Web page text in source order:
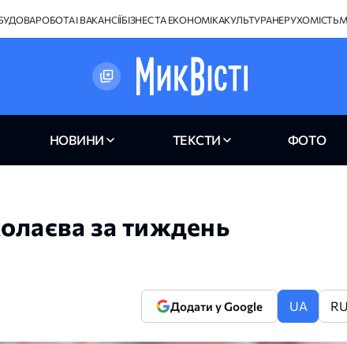
РОБОТА І ВАКАНСІЇБІЗНЕС ТА ЕКОНОМІКАКУЛЬТУРАНЕРУХОМІСТЬ
НОВИНИ ТЕКСТИ ФОТО
за тиждень
Додати у Google UA RU